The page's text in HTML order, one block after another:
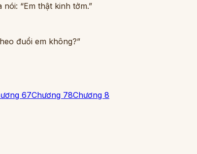
“Em thật kinh tởm.”
đuổi em không?”
67Chương 78Chương 8